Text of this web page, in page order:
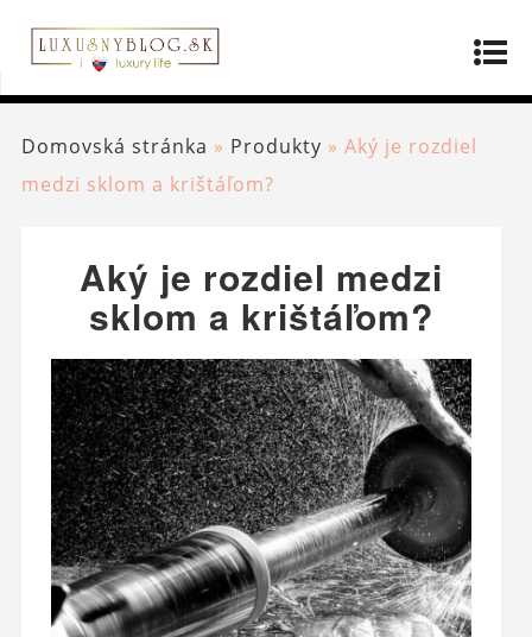
Domovská stránka » Produkty » Aký je rozdiel
medzi sklom a krištáľom?
Aký je rozdiel medzi
sklom a krištáľom?